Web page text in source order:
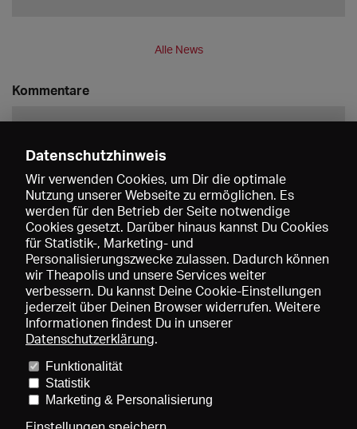
Alle News
Kommentare
Speichern
Preise und Mitgliedschaften
Mediadaten
Über uns Impressum
Datenschutzhinweis
Wir verwenden Cookies, um Dir die optimale
Nutzung unserer Webseite zu ermöglichen. Es
werden für den Betrieb der Seite notwendige
Cookies gesetzt. Darüber hinaus kannst Du Cookies
für Statistik-, Marketing- und
Personalisierungszwecke zulassen. Dadurch können
wir Theapolis und unsere Services weiter
verbessern. Du kannst Deine Cookie-Einstellungen
jederzeit über Deinen Browser widerrufen. Weitere
Informationen findest Du in unserer
Datenschutzerklärung.
Funktionalität
Statistik
Marketing & Personalisierung